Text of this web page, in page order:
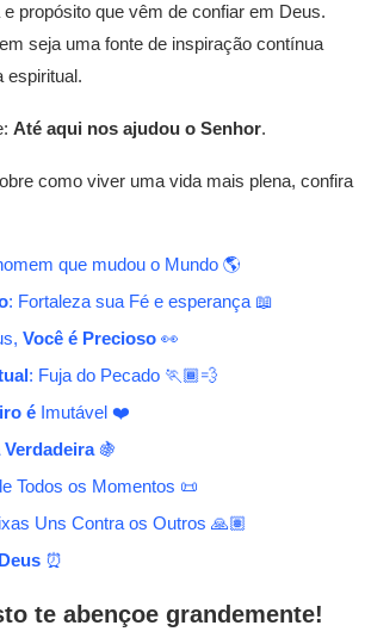
propósito que vêm de confiar em Deus.
seja uma fonte de inspiração contínua
espiritual.
Até aqui nos ajudou o Senhor.
como viver uma vida mais plena, confira
que mudou o Mundo 🌎
: Fortaleza sua Fé e esperança 📖
Você é Precioso 👀
: Fuja do Pecado 🏃🏾💨
é Imutável ❤️
🍇
Todos os Momentos 📜
Uns Contra os Outros 🙏🏽
⏰
te abençoe grandemente!